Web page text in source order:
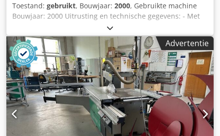
Toestand: gebruikt, Bouwjaar: 2000, Gebruikte machine
Bouwjaar: 2000 Uitrusting en technische gegevens: - Met
elektromotorische hoogte- en zwenkverstelling voor het
hoofdzaagblad, maatinvoer via toetsenbord - Digitale
weergave van de zwenkhoek en zaaghoogte - CE-uitvoering
- Zaaglengte 3000 mm - Met midden- en
eindstandvergrendeling - Zaagbreedte 1300 mm -
Nauwkeurige verstelmogelijkheid op de parallelgeleider -
Zaagblad diameter max. 450 mm - Zaaghoogte max. 150
mm - Zaaghoogte bij 45° max. ca. 106 mm - Motor 5,5 kW
met 4 toerentallen 3000/4000/5000/6000 t/min, handmatig
verstelbaar - Met automatische rem en digitale
toerentalweergave - 2-assige voorritser met
Advertentie